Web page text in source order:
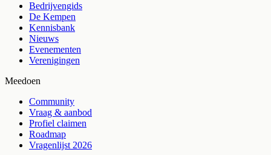
Bedrijvengids
De Kempen
Kennisbank
Nieuws
Evenementen
Verenigingen
Meedoen
Community
Vraag & aanbod
Profiel claimen
Roadmap
Vragenlijst 2026